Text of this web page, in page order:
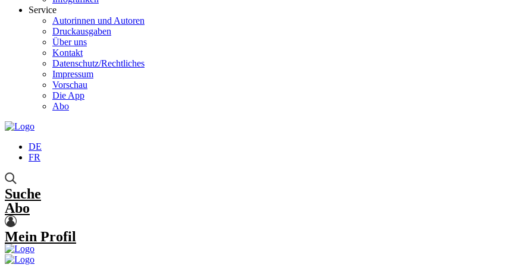
Service
Autorinnen und Autoren
Druckausgaben
Über uns
Kontakt
Datenschutz/Rechtliches
Impressum
Vorschau
Die App
Abo
DE
FR
Suche
Abo
Mein Profil